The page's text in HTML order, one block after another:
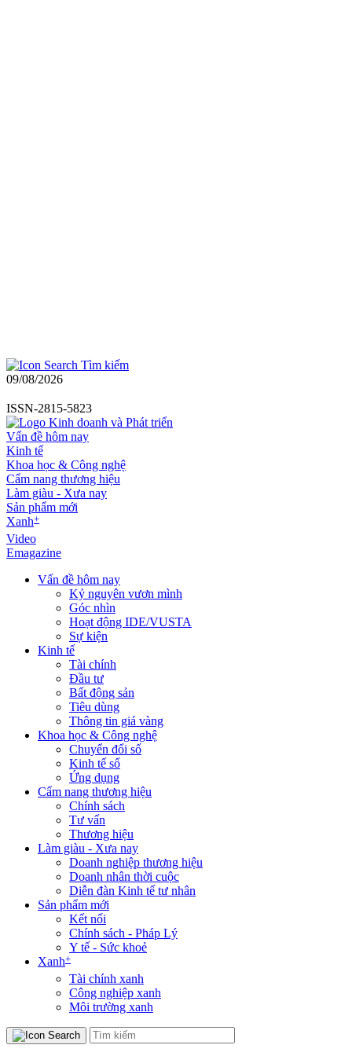
Tìm kiếm
09/08/2026
ISSN-2815-5823
Vấn đề hôm nay
Kinh tế
Khoa học & Công nghệ
Cẩm nang thương hiệu
Làm giàu - Xưa nay
Sản phẩm mới
Xanh+
Video
Emagazine
Vấn đề hôm nay
Kỷ nguyên vươn mình
Góc nhìn
Hoạt động IDE/VUSTA
Sự kiện
Kinh tế
Tài chính
Đầu tư
Bất động sản
Tiêu dùng
Thông tin giá vàng
Khoa học & Công nghệ
Chuyển đổi số
Kinh tế số
Ứng dụng
Cẩm nang thương hiệu
Chính sách
Tư vấn
Thương hiệu
Làm giàu - Xưa nay
Doanh nghiệp thương hiệu
Doanh nhân thời cuộc
Diễn đàn Kinh tế tư nhân
Sản phẩm mới
Kết nối
Chính sách - Pháp Lý
Y tế - Sức khoẻ
Xanh+
Tài chính xanh
Công nghiệp xanh
Môi trường xanh